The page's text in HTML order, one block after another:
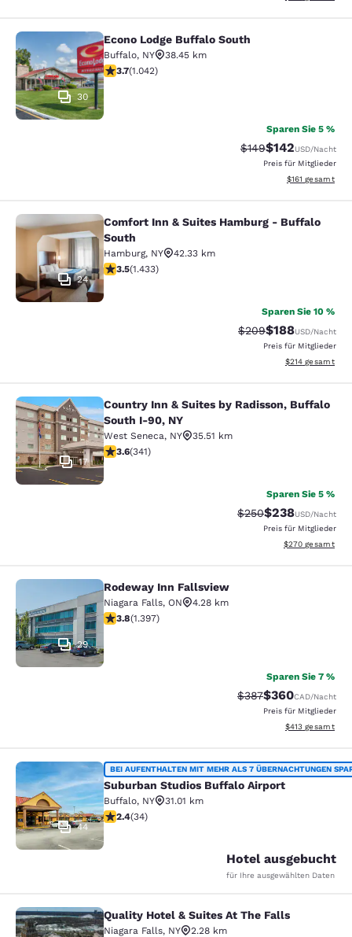
Econo Lodge Buffalo South
30
Econo Lodge Buffalo South
Buffalo, NY
38.45 km
3.66-Sterne-Bewertung. Gut. 1042 Bewertungen
3.7(1.042)
Sparen Sie 5 %
Durchgestrichener
$149Vergünstigter
$142USD/Nacht
Preis für Mitglieder
Geschätzte
$161 gesamt
Comfort Inn & Suites Hamburg -
24
Comfort Inn & Suites Hamburg - Buffalo
South
Hamburg, NY
42.33 km
3.45-Sterne-Bewertung. Gut. 1433 Bewertungen
3.5(1.433)
Sparen Sie 10 %
Durchgestrichener
$209Vergünstigter
$188USD/Nacht
Preis für Mitglieder
Geschätzte
$214 gesamt
Country Inn & Suites by Radisson,
17
Country Inn & Suites by Radisson, Buffalo
South I-90, NY
West Seneca, NY
35.51 km
3.64-Sterne-Bewertung. Gut. 341 Bewertungen
3.6(341)
Sparen Sie 5 %
Durchgestrichener
$250Vergünstigter
$238USD/Nacht
Preis für Mitglieder
Geschätzte
$270 gesamt
Rodeway Inn Fallsview
29
Rodeway Inn Fallsview
Niagara Falls, ON
4.28 km
3.84-Sterne-Bewertung. Gut. 1397 Bewertungen
3.8(1.397)
Sparen Sie 7 %
Durchgestrichener
$387Vergünstigter
$360CAD/Nacht
Preis für Mitglieder
Geschätzte
$413 gesamt
Suburban Studios Buffalo Airport
44
BEI AUFENTHALTEN MIT MEHR ALS 7 ÜBERNACHTUNGEN
Suburban Studios Buffalo Airport
Buffalo, NY
31.01 km
2.35-Sterne-Bewertung. Mittelmäßig. 34 Bewertungen
2.4(34)
Hotel ausgebucht
für Ihre ausgewählten Daten
Quality Hotel & Suites At The Falls
Quality Hotel & Suites At The Falls
Niagara Falls, NY
2.28 km